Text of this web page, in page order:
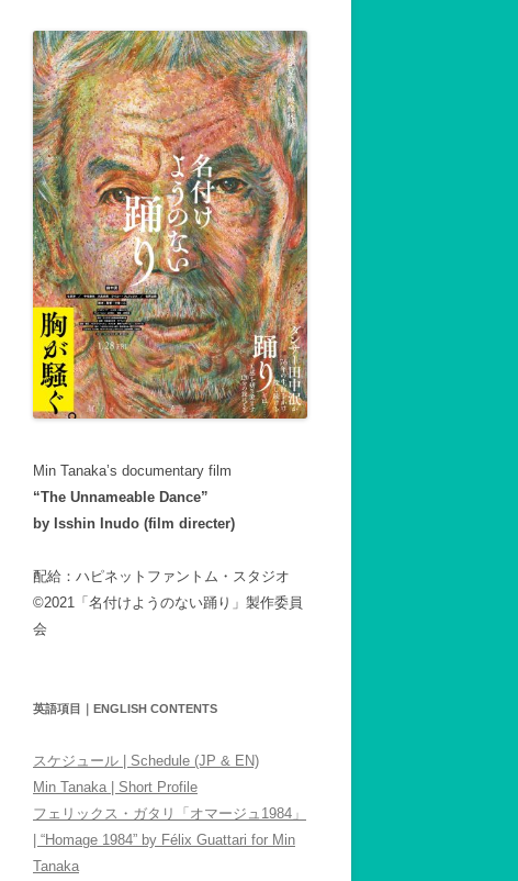
Min Tanaka’s documentary film
“The Unnameable Dance”
by Isshin Inudo (film directer)
配給：ハピネットファントム・スタジオ
©2021「名付けようのない踊り」製作委員
会
英語項目｜ENGLISH CONTENTS
スケジュール | Schedule (JP & EN)
Min Tanaka | Short Profile
フェリックス・ガタリ「オマージュ1984」
| “Homage 1984” by Félix Guattari for Min
Tanaka